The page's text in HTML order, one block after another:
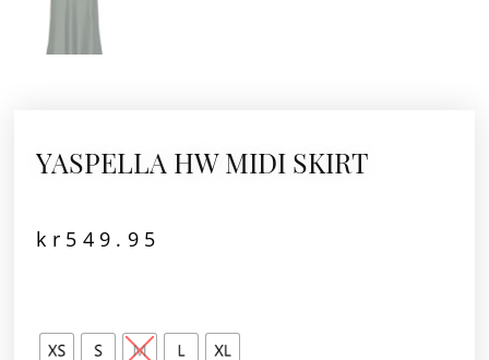
YASPELLA HW MIDI SKIRT
kr 549.95
MIDI